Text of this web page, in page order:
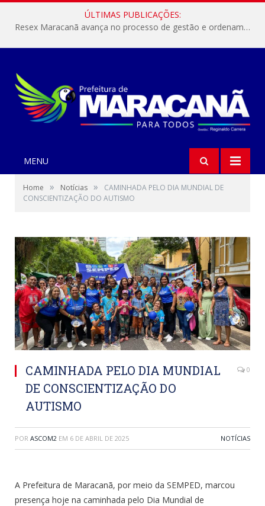
ÚLTIMAS PUBLICAÇÕES:
Resex Maracanã avança no processo de gestão e ordenamento do turismo em nossas áreas protegidas.
MENU
Home » Notícias »
CAMINHADA PELO DIA MUNDIAL DE
CONSCIENTIZAÇÃO DO AUTISMO
CAMINHADA PELO DIA MUNDIAL
DE CONSCIENTIZAÇÃO DO
AUTISMO
0
POR ASCOM2 EM 6 DE ABRIL DE 2025 NOTÍCIAS
A Prefeitura de Maracanã, por meio da SEMPED, marcou
presença hoje na caminhada pelo Dia Mundial de